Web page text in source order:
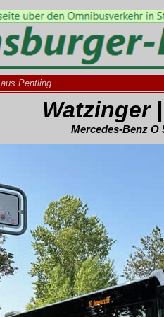
aus Pentling
Watzinger
Mercedes-Benz O